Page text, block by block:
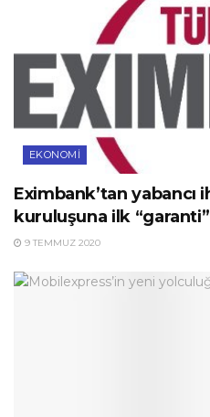
EKONOMI
Eximbank’tan yabancı
kuruluşuna ilk “garanti”
9 TEMMUZ 2020